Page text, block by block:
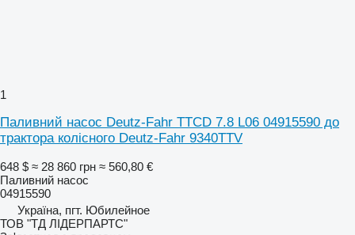
1
Паливний насос Deutz-Fahr TTCD 7.8 L06 04915590 до
трактора колісного Deutz-Fahr 9340TTV
648 $ ≈ 28 860 грн ≈ 560,80 €
Паливний насос
04915590
Україна, пгт. Юбилейное
ТОВ "ТД ЛІДЕРПАРТС"